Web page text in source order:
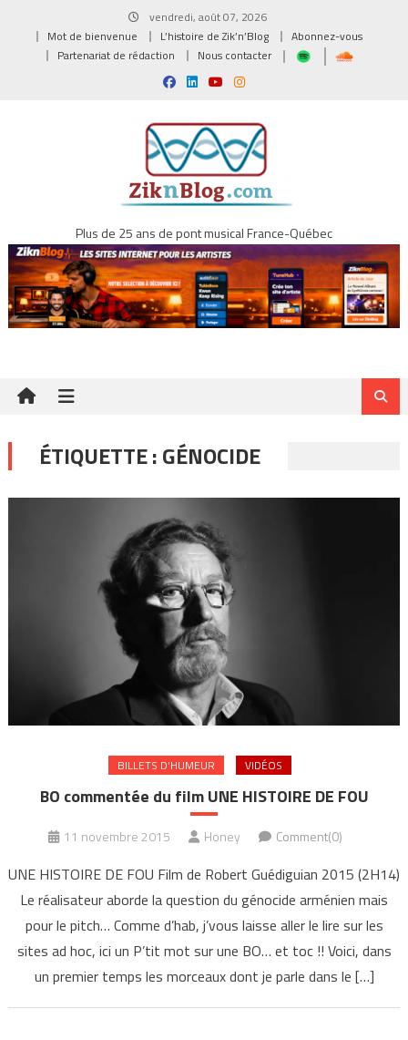
vendredi, août 07, 2026
Mot de bienvenue
L’histoire de Zik’n’Blog
Abonnez-vous
Partenariat de rédaction
Nous contacter
Plus de 25 ans de pont musical France-Québec
ÉTIQUETTE :GÉNOCIDE
BILLETS D'HUMEUR VIDÉOS
BO commentée du film UNE HISTOIRE DE FOU
11 novembre 2015 Honey Comment(0)
UNE HISTOIRE DE FOU Film de Robert Guédiguian 2015 (2H14)
Le réalisateur aborde la question du génocide arménien mais
pour le pitch… Comme d’hab, j’vous laisse aller le lire sur les
sites ad hoc, ici un P’tit mot sur une BO… et toc !! Voici, dans
un premier temps les morceaux dont je parle dans le […]